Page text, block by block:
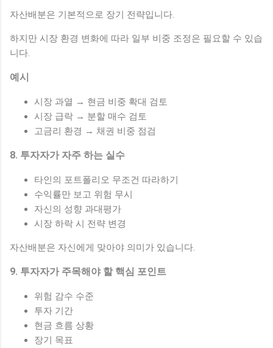
자산배분은 기본적으로 장기 전략입니다.
하지만 시장 환경 변화에 따라 일부 비중 조정은 필요할 수 있습
니다.
예시
시장 과열 → 현금 비중 확대 검토
시장 급락 → 분할 매수 검토
고금리 환경 → 채권 비중 점검
8. 투자자가 자주 하는 실수
타인의 포트폴리오 무조건 따라하기
수익률만 보고 위험 무시
자신의 성향 과대평가
시장 하락 시 전략 변경
자산배분은 자신에게 맞아야 의미가 있습니다.
9. 투자자가 주목해야 할 핵심 포인트
위험 감수 수준
투자 기간
현금 흐름 상황
장기 목표